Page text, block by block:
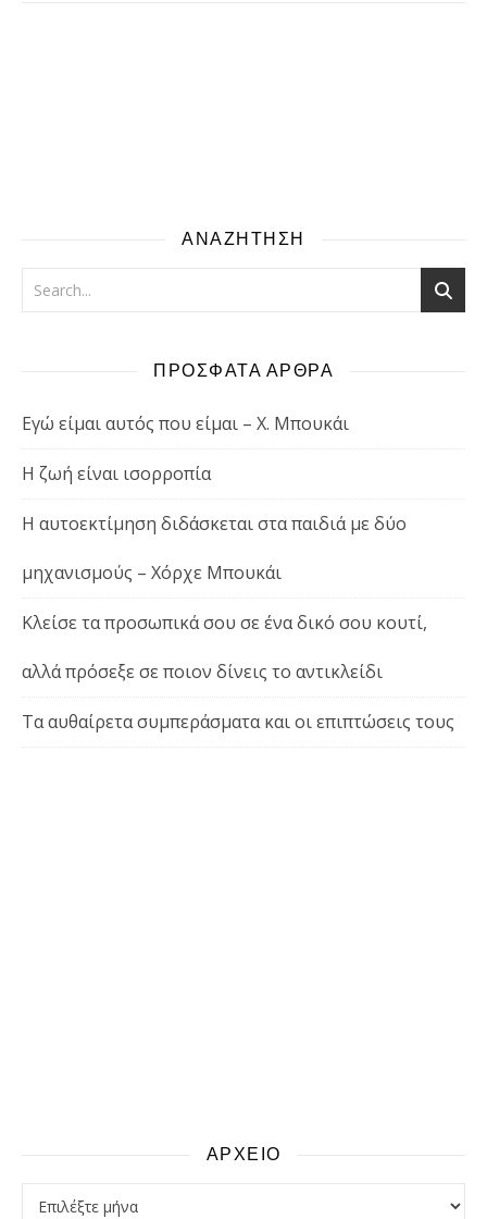
ΑΝΑΖΗΤΗΣΗ
ΠΡΟΣΦΑΤΑ ΑΡΘΡΑ
Εγώ είμαι αυτός που είμαι – Χ. Μπουκάι
Η ζωή είναι ισορροπία
Η αυτοεκτίμηση διδάσκεται στα παιδιά με δύο
μηχανισμούς – Χόρχε Μπουκάι
Κλείσε τα προσωπικά σου σε ένα δικό σου κουτί,
αλλά πρόσεξε σε ποιον δίνεις το αντικλείδι
Τα αυθαίρετα συμπεράσματα και οι επιπτώσεις τους
ΑΡΧΕΙΟ